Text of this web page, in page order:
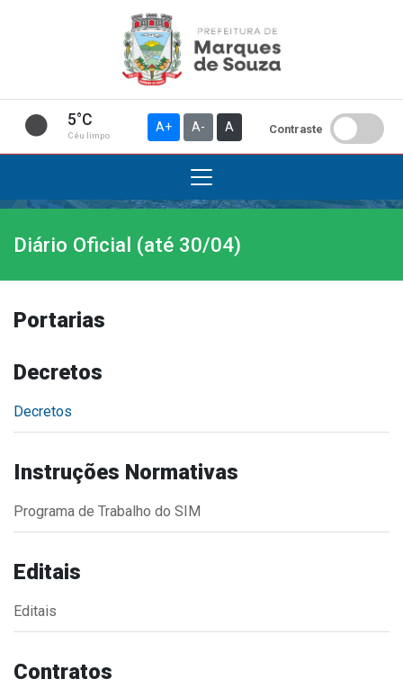
5°C
Céu limpo
A+ A- A Contraste
Institucional
A Prefeitura
Gabinete do Prefeito
História do Município
Secretarias
Agricultura e Meio Ambiente
Assistência Social
Obras
Diário Oficial (até 30/04)
Portarias
Decretos
Decretos
Instruções Normativas
Programa de Trabalho do SIM
Editais
Editais
Contratos